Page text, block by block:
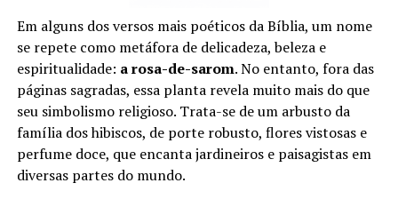
Em alguns dos versos mais poéticos da Bíblia, um nome
se repete como metáfora de delicadeza, beleza e
espiritualidade: a rosa-de-sarom. No entanto, fora das
páginas sagradas, essa planta revela muito mais do que
seu simbolismo religioso. Trata-se de um arbusto da
família dos hibiscos, de porte robusto, flores vistosas e
perfume doce, que encanta jardineiros e paisagistas em
diversas partes do mundo.